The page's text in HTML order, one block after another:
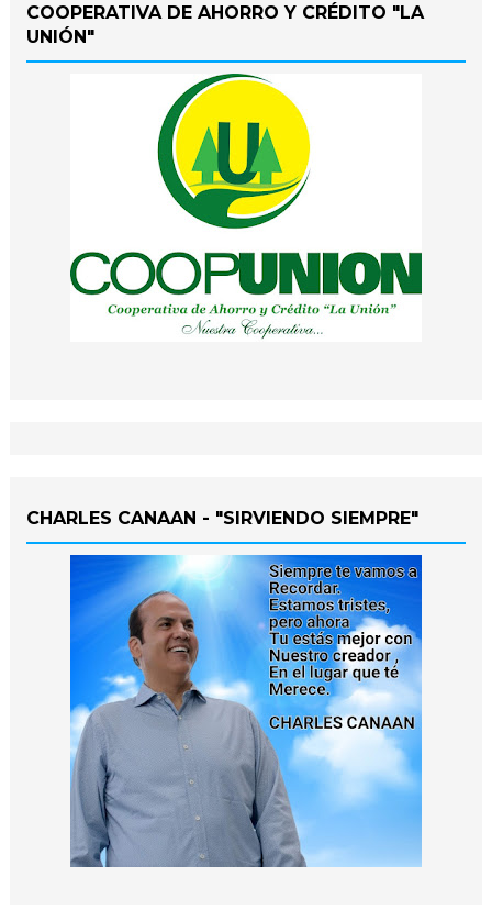
COOPERATIVA DE AHORRO Y CRÉDITO "LA
UNIÓN"
CHARLES CANAAN - "SIRVIENDO SIEMPRE"